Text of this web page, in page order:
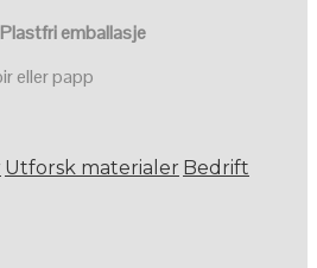
Plastfri emballasje
eller papp
Utforsk materialer Bedrift